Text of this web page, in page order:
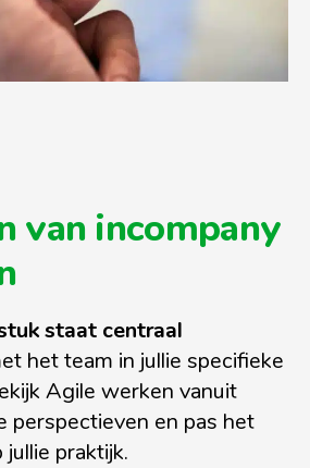
van incompany
staat centraal
het team in jullie specifieke
Agile werken vanuit
perspectieven en pas het
praktijk.